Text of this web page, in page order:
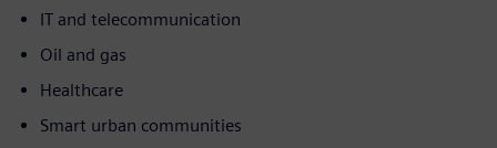
IT and telecommunication
Oil and gas
Healthcare
Smart urban communities